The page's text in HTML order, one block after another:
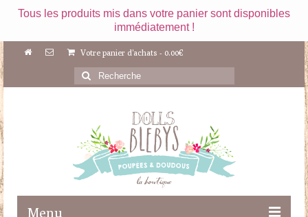
Tous les produits mis dans votre panier sont disponibles
immédiatement !
Votre panier d'achats - 0.00€
Rechercher
:
Menu